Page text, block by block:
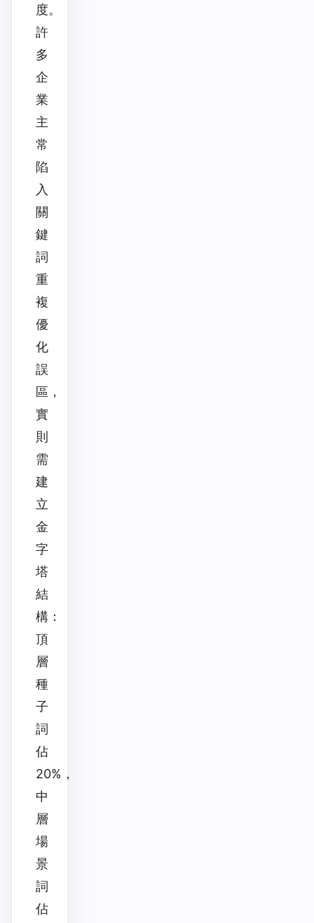
度。
許
多
企
業
主
常
陷
入
關
鍵
詞
重
複
優
化
誤
區，
實
則
需
建
立
金
字
塔
結
構：
頂
層
種
子
詞
佔
20%，
中
層
場
景
詞
佔